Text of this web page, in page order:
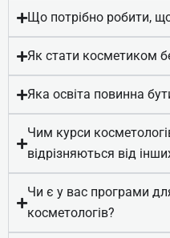
Косметик-
кваліфікація:
₴
Що потрібно робити,
Як стати косметиком
Яка освіта повинна
Чим курси
відрізняються від
Чи є у вас програми
косметологів?